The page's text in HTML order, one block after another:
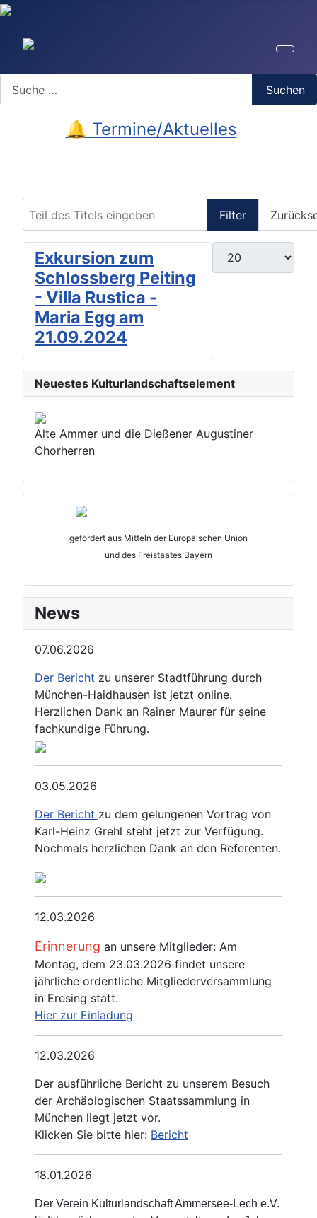
Suchen
🔔 Termine/Aktuelles
Filter
Anzeige #
Exkursion zum
Schlossberg Peiting
- Villa Rustica -
Maria Egg am
21.09.2024
Neuestes Kulturlandschaftselement
Alte Ammer und die Dießener Augustiner
Chorherren
gefördert aus Mitteln der Europäischen Union
und des Freistaates Bayern
News
07.06.2026
Der Bericht zu unserer Stadtführung durch
München-Haidhausen ist jetzt online.
Herzlichen Dank an Rainer Maurer für seine
fachkundige Führung.
03.05.2026
Der Bericht zu dem gelungenen Vortrag von
Karl-Heinz Grehl steht jetzt zur Verfügung.
Nochmals herzlichen Dank an den Referenten.
12.03.2026
Erinnerung an unsere Mitglieder: Am
Montag, dem 23.03.2026 findet unsere
jährliche ordentliche Mitgliederversammlung
in Eresing statt.
Hier zur Einladung
12.03.2026
Der ausführliche Bericht zu unserem Besuch
der Archäologischen Staatssammlung in
München liegt jetzt vor.
Klicken Sie bitte hier: Bericht
18.01.2026
Der Verein Kulturlandschaft Ammersee‑Lech e.V.